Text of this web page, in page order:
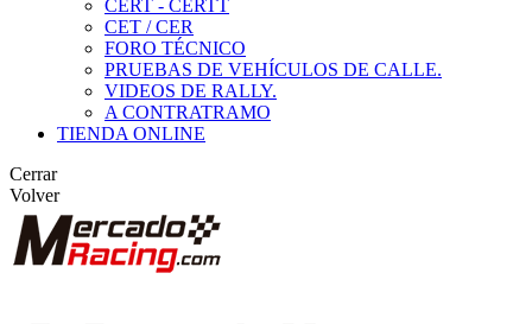
CERT - CERTT
CET / CER
FORO TÉCNICO
PRUEBAS DE VEHÍCULOS DE CALLE.
VIDEOS DE RALLY.
A CONTRATRAMO
TIENDA ONLINE
Cerrar
Volver